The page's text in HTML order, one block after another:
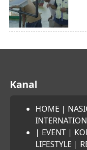
Kanal
HOME |
| EVENT |
LIFESTYLE |